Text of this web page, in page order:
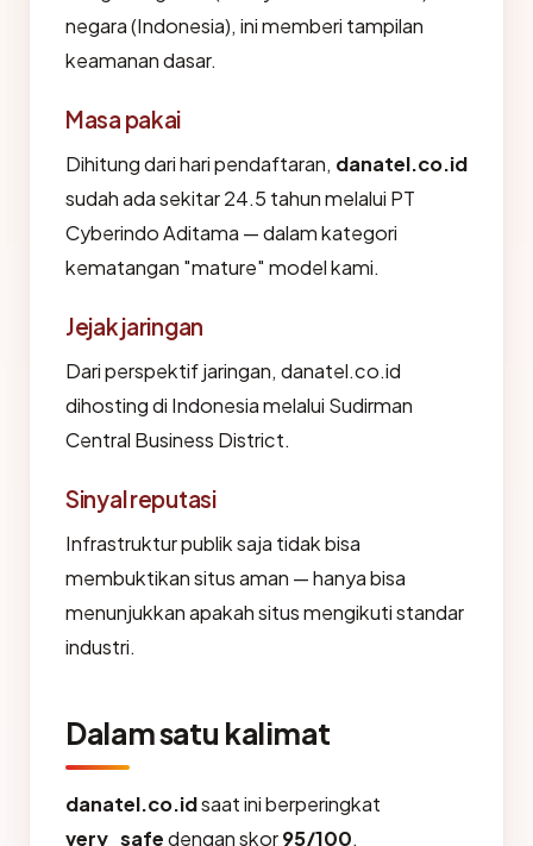
negara (Indonesia), ini memberi tampilan
keamanan dasar.
Masa pakai
Dihitung dari hari pendaftaran, danatel.co.id
sudah ada sekitar 24.5 tahun melalui PT
Cyberindo Aditama — dalam kategori
kematangan "mature" model kami.
Jejak jaringan
Dari perspektif jaringan, danatel.co.id
dihosting di Indonesia melalui Sudirman
Central Business District.
Sinyal reputasi
Infrastruktur publik saja tidak bisa
membuktikan situs aman — hanya bisa
menunjukkan apakah situs mengikuti standar
industri.
Dalam satu kalimat
danatel.co.idsaat ini berperingkat
very_safedengan skor95/100,